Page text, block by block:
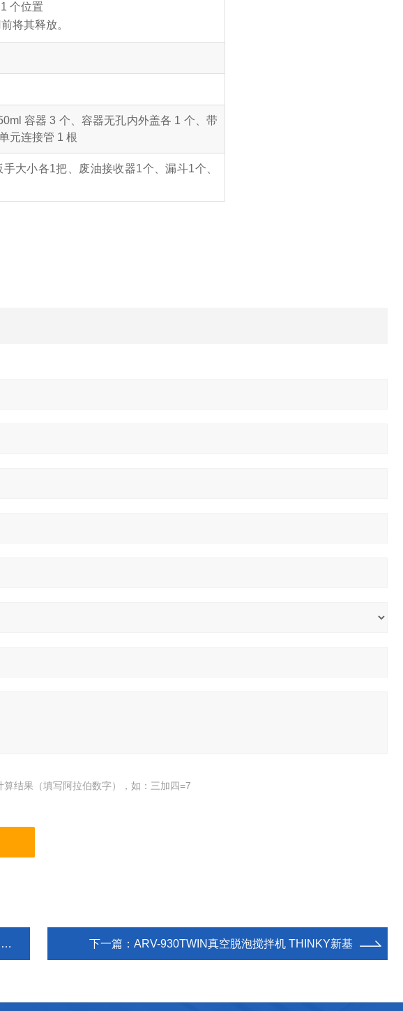
个位置
将其释放。
容器 3 个、容器无孔内外盖各 1 个、带
元连接管 1 根
大小各1把、废油接收器1个、漏斗1个、
算结果（填写阿拉伯数字），如：三加四=7
下一篇： ARV-930TWIN真空脱泡搅拌机 THINKY新基